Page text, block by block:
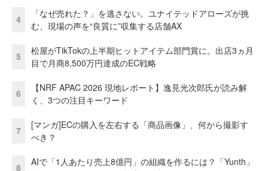
4
「なぜ売れた？」を逃さない。ユナイテッドアローズが挑
む、現場の声を“良質に”収集する店舗AX
5
松屋がTikTokの上半期ヒットアイテム部門賞に。出店3ヵ月
目で月商8,500万円達成のEC戦略
6
【NRF APAC 2026 現地レポート】逸見光次郎氏が読み解
く、3つの注目キーワード
7
[マンガ]ECの購入を左右する「商品画像」、何から撮影す
べき？
8
AIで「1人あたり売上8億円」の組織を作るには？「Yunth」